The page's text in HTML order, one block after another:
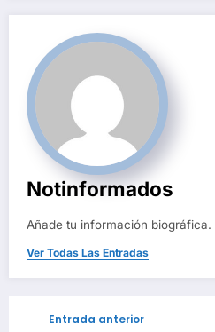
Notinformados
Añade tu información biográfica.
Ver Todas Las Entradas
Entrada anterior